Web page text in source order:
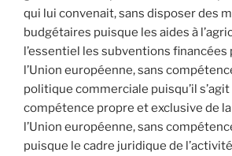
qui lui convenait, sans disposer des
budgétaires puisque les aides à
l’essentiel les subventions financées
l’Union européenne, sans
politique commerciale puisqu’il s’agit
compétence propre et exclusive de
l’Union européenne, sans
puisque le cadre juridique de